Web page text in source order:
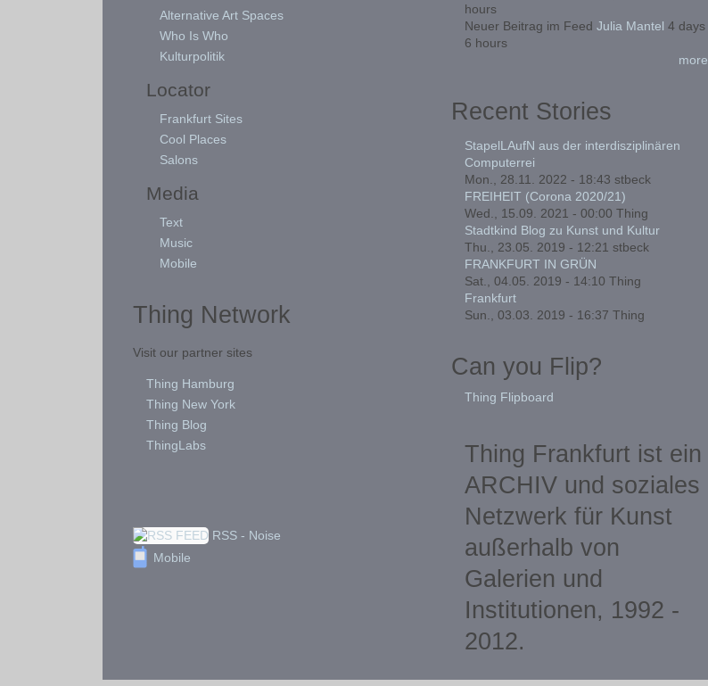
Alternative Art Spaces
Who Is Who
Kulturpolitik
Locator
Frankfurt Sites
Cool Places
Salons
Media
Text
Music
Mobile
Thing Network
Visit our partner sites
Thing Hamburg
Thing New York
Thing Blog
ThingLabs
RSS - Noise
Mobile
hours
Neuer Beitrag im Feed Julia Mantel 4 days
6 hours
more
Recent Stories
StapelLAufN aus der interdisziplinären
Computerrei
Mon., 28.11. 2022 - 18:43 stbeck
FREIHEIT (Corona 2020/21)
Wed., 15.09. 2021 - 00:00 Thing
Stadtkind Blog zu Kunst und Kultur
Thu., 23.05. 2019 - 12:21 stbeck
FRANKFURT IN GRÜN
Sat., 04.05. 2019 - 14:10 Thing
Frankfurt
Sun., 03.03. 2019 - 16:37 Thing
Can you Flip?
Thing Flipboard
Thing Frankfurt ist ein
ARCHIV und soziales
Netzwerk für Kunst
außerhalb von
Galerien und
Institutionen, 1992 -
2012.